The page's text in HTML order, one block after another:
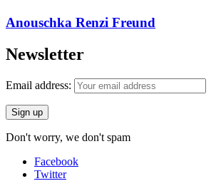
Anouschka Renzi Freund
Newsletter
Email address:
Don't worry, we don't spam
Facebook
Twitter